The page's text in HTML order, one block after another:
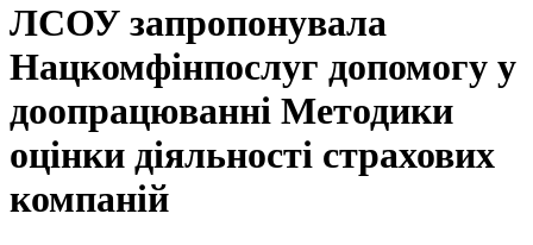
ЛСОУ запропонувала
Нацкомфінпослуг допомогу у
доопрацюванні Методики
оцінки діяльності страхових
компаній